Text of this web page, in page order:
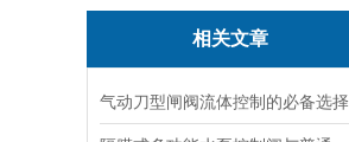
相关文章
气动刀型闸阀流体控制的必备选择